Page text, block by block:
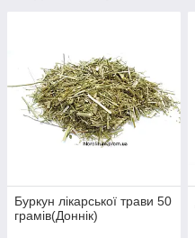
Буркун лікарської трави 50
грамів(Доннік)